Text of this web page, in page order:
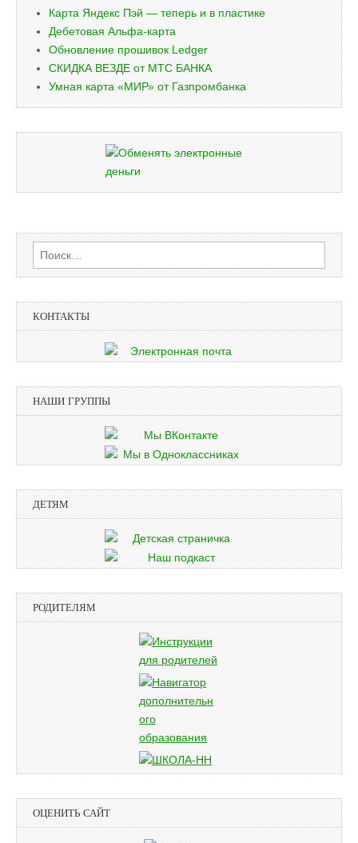
Карта Яндекс Пэй — теперь и в пластике
Дебетовая Альфа-карта
Обновление прошивок Ledger
СКИДКА ВЕЗДЕ от МТС БАНКА
Умная карта «МИР» от Газпромбанка
Найти:
КОНТАКТЫ
НАШИ ГРУППЫ
ДЕТЯМ
РОДИТЕЛЯМ
ОЦЕНИТЬ САЙТ